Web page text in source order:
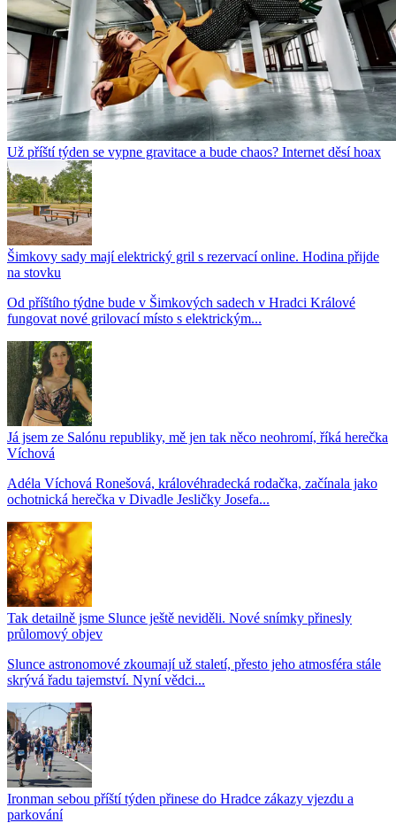
Už příští týden se vypne gravitace a bude chaos? Internet děsí hoax
Šimkovy sady mají elektrický gril s rezervací online. Hodina přijde
na stovku
Od příštího týdne bude v Šimkových sadech v Hradci Králové
fungovat nové grilovací místo s elektrickým...
Já jsem ze Salónu republiky, mě jen tak něco neohromí, říká herečka
Víchová
Adéla Víchová Ronešová, královéhradecká rodačka, začínala jako
ochotnická herečka v Divadle Jesličky Josefa...
Tak detailně jsme Slunce ještě neviděli. Nové snímky přinesly
průlomový objev
Slunce astronomové zkoumají už staletí, přesto jeho atmosféra stále
skrývá řadu tajemství. Nyní vědci...
Ironman sebou příští týden přinese do Hradce zákazy vjezdu a
parkování